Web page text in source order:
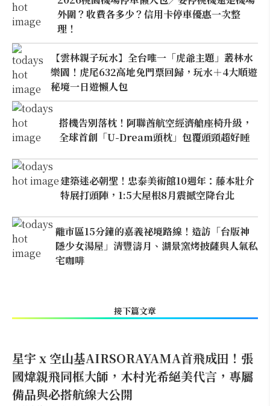
外圍？收費各多少？信用卡停車優惠一次整
理！
【雲林親子玩水】全台唯一「虎爺主題」叢林水
樂園！虎尾632高地免門票回歸，玩水＋4大順遊
秘境一日遊懶人包
搭機告別落枕！阿聯酋航空經濟艙座椅升級，
全球首創「U-Dream頭枕」包覆頭頸超好睡
建築迷必朝聖！忠泰美術館10週年：藤本壯介
特展打頭陣，1:5大屋根8月震撼空降台北
離市區15分鐘的嘉義祕境路線！造訪「台版神
隱少女湯屋」清豐濤月、湖景窯烤披薩與人氣私
宅咖啡
接下篇文章
星宇 x 空山基AIRSORAYAMA首飛成田！張
國煒親飛同框大師，木村光希絕美代言，專屬
備品與必搭航線大公開